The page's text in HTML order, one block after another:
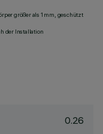
größer als 1 mm, geschützt
der Installation
0.26